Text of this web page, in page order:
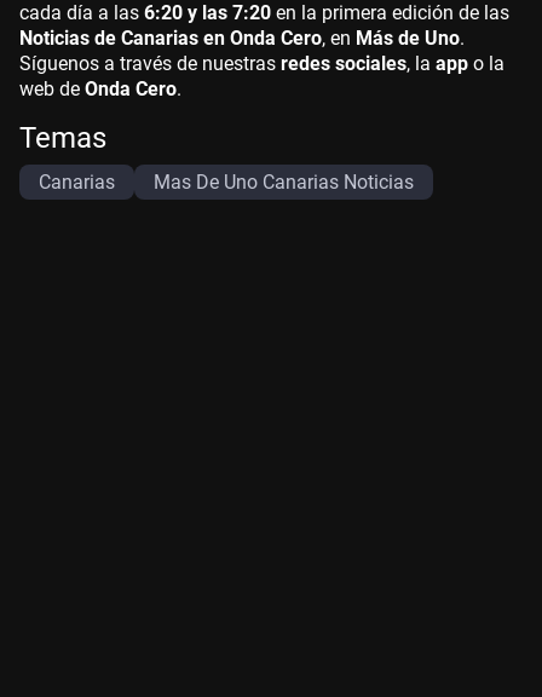
cada día a las 6:20 y las 7:20 en la primera edición de las
Noticias de Canarias en Onda Cero, en Más de Uno.
Síguenos a través de nuestras redes sociales, la app o la
web de Onda Cero.
Temas
Canarias Mas De Uno Canarias Noticias